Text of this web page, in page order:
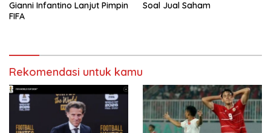
Gianni Infantino Lanjut Pimpin
FIFA
Soal Jual Saham
Rekomendasi untuk kamu